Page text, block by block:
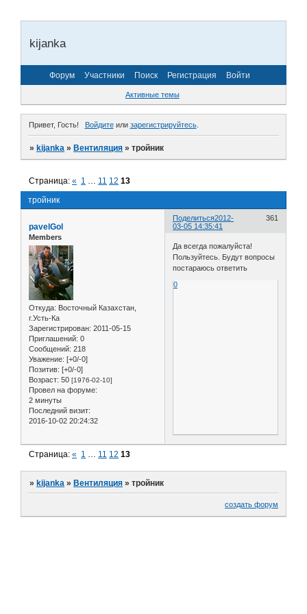
kijanka
Форум Участники Поиск Регистрация Войти
Активные темы
Привет, Гость! Войдитеили зарегистрируйтесь.
»kijanka »Вентиляция »тройник
тройник
Страница:« 1 … 11 12 13
Поделиться 361
2012-
03-05 14:35:41
pavelGol
Members
Откуда: Восточный Казахстан,
г.Усть-Ка
Зарегистрирован: 2011-05-15
Приглашений: 0
Сообщений: 218
Уважение: [+0/-0]
Позитив: [+0/-0]
Возраст: 50 [1976-02-10]
Провел на форуме:
2 минуты
Последний визит:
2016-10-02 20:24:32
Да всегда пожалуйста!
Пользуйтесь. Будут вопросы
постараюсь ответить
0
Страница:« 1 … 11 12 13
»kijanka »Вентиляция »тройник
создать форум